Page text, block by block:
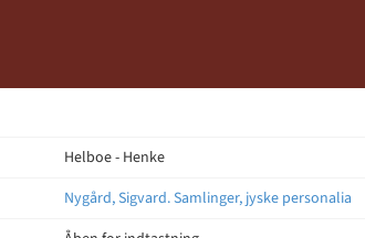
Helboe - Henke
Nygård, Sigvard. Samlinger, jyske personalia